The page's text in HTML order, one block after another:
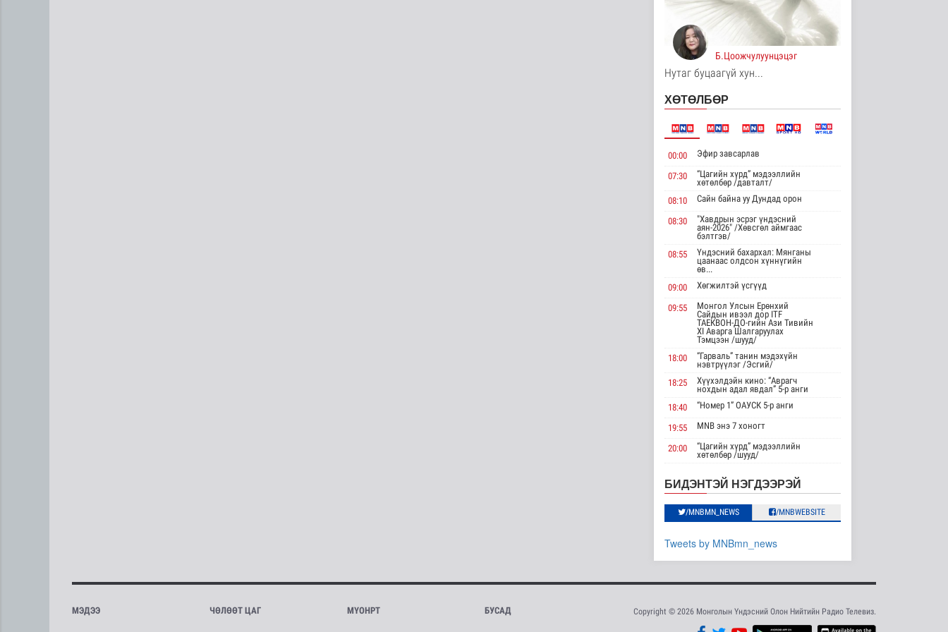
8 цаг 10 минутын өмнө
Хирошимад иргэд
Японы зэвсгийн
экспортын бодлогы..
Дэлхийд
8 цаг 22 минутын өмнө
Трамп Ирантай
шинэ гарц эрэлх..
9 цаг 30 минутын өмнө
Европ даяар хэт халалт
эрчимжиж байна
9 цаг 38 минутын өмнө
Голууд үертэй байна
9 цаг 56 минутын өмнө
Нийслэлд 107 ШТС-аар
АИ 92 автобензин
түгээж байна
Улс төр
9 цаг 3 минутын өмнө
Олон улсын туршлага
судлах сургалт,
дадлагад 14 ..
9 цаг 29 минутын өмнө
Канадын Ерөнхий сайд
АНУ-тай хийж буй
худалдааны..
Дэлхийд
10 цаг 42 минутын өмнө
Мета компанид 567 сая
ам.долларын төлбөр
Дэлхийд
Ирэх 10 хоногт цаг
Б.Цоожчулуунцэцэг
Нутаг буцаагүй хун...
ХӨТӨЛБӨР
00:00 Эфир завсарлав
07:30
“Цагийн хүрд” мэдээллийн
хөтөлбөр /давталт/
08:10
Сайн байна уу Дундад орон
08:30
"Хавдрын эсрэг үндэсний
аян-2026" /Хөвсгөл аймгаас
бэлтгэв/
08:55
Үндэсний бахархал: Мянганы
цаанаас олдсон хүннүгийн
өв...
09:00
Хөгжилтэй үсгүүд
09:55
Монгол Улсын Ерөнхий
Сайдын ивээл дор ITF
ТАЕКВОН-ДО-гийн Ази Тивийн
XI Аварга Шалгаруулах
Тэмцээн /шууд/
18:00
“Гарваль” танин мэдэхүйн
нэвтрүүлэг /Эсгий/
18:25
Хүүхэлдэйн кино: “Аврагч
нохдын адал явдал” 5-р анги
18:40
“Номер 1” ОАУСК 5-р анги
19:55 MNB энэ 7 хоногт
20:00
“Цагийн хүрд” мэдээллийн
хөтөлбөр /шууд/
20:45 Хөндөх сэдэв: Эмийн чанар
21:15 100% уралдаант, танин
мэдэхүйн нэвтрүүлэг S2 #9
22:15
23:30
БИДЭНТЭЙ НЭГДЭЭРЭЙ
/MNBMN_NEWS /MNBWEBSITE
Tweets by MNBmn_news
МЭДЭЭ ЧӨЛӨӨТ ЦАГ МҮОНРТ БУСАД Copyright © 2026 Монголын Үндэсний Олон Нийтийн Радио Телевиз.